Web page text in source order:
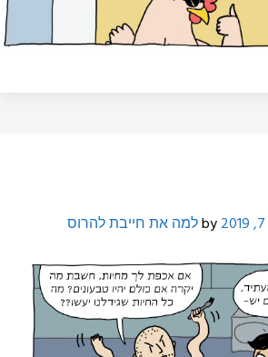
למה את חייבת להרוס